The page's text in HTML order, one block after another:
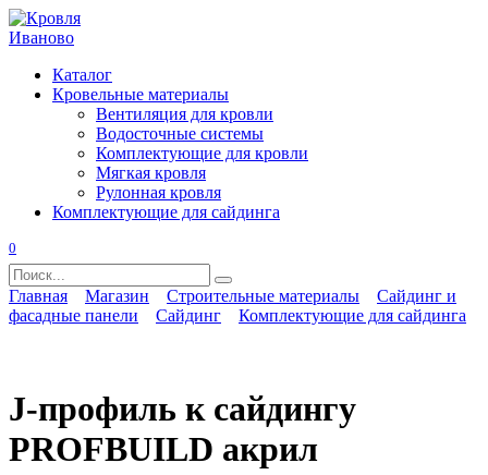
Перейти
к
Каталог
Кровельные материалы
Вентиляция для кровли
Водосточные системы
Комплектующие для кровли
Мягкая кровля
Рулонная кровля
Комплектующие для сайдинга
0
Search
for:
Главная Магазин Строительные материалы
Сайдинг и
фасадные панели
Сайдинг Комплектующие для сайдинга
J-профиль к сайдингу
PROFBUILD акрил